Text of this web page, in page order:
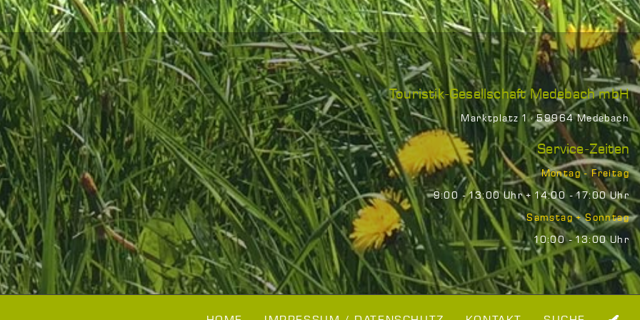
Touristik-Gesellschaft Medebach mbH
Marktplatz 1 · 59964 Medebach
Service-Zeiten
Montag - Freitag
9:00 - 13:00 Uhr + 14:00 - 17:00 Uhr
Samstag + Sonntag
10:00 - 13:00 Uhr